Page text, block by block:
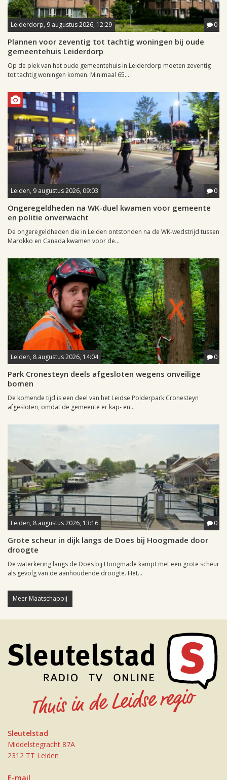
Leiderdorp, 9 augustus 2026, 12:29 0
Plannen voor zeventig tot tachtig woningen bij oude
gemeentehuis Leiderdorp
Op de plek van het oude gemeentehuis in Leiderdorp moeten zeventig
tot tachtig woningen komen. Minimaal 65...
Leiden, 9 augustus 2026, 09:03 0
Ongeregeldheden na WK-duel kwamen voor gemeente
en politie onverwacht
De ongeregeldheden die in Leiden ontstonden na de WK-wedstrijd tussen
Marokko en Canada kwamen voor de...
Leiden, 8 augustus 2026, 14:04 0
Park Cronesteyn deels afgesloten wegens onveilige
bomen
De komende tijd is een deel van het Leidse Polderpark Cronesteyn
afgesloten, omdat de gemeente er kap- en...
Leiden, 8 augustus 2026, 13:16 0
Grote scheur in dijk langs de Does bij Hoogmade door
droogte
De waterkering langs de Does bij Hoogmade kampt met een grote scheur
als gevolg van de aanhoudende droogte. Het...
Meer Maatschappij
Sleutelstad
Middelstegracht 87A
2312 TT Leiden
E-mail